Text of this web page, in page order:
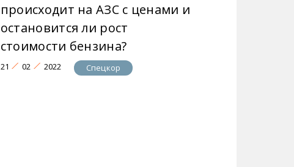
происходит на АЗС с ценами и
остановится ли рост
стоимости бензина?
21 02 2022 Спецкор